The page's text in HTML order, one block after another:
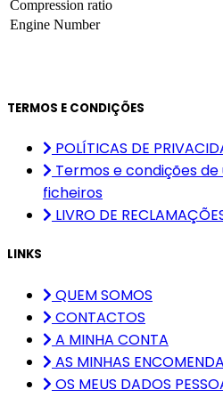
Compression ratio
Engine Number
TERMOS E CONDIÇÕES
POLÍTICAS DE
Termos e condições
ficheiros
LIVRO DE
LINKS
QUEM SOMOS
CONTACTOS
A MINHA CONTA
AS MINHAS
OS MEUS DADOS